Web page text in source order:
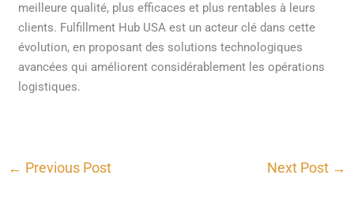
meilleure qualité, plus efficaces et plus rentables à leurs
clients. Fulfillment Hub USA est un acteur clé dans cette
évolution, en proposant des solutions technologiques
avancées qui améliorent considérablement les opérations
logistiques.
← Previous Post Next Post →